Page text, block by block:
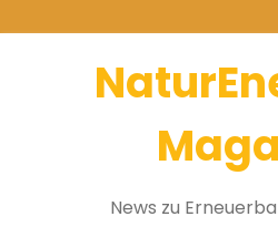
News zu